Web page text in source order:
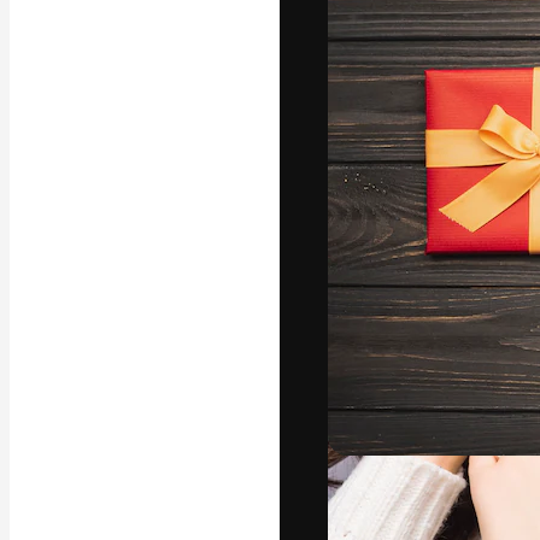
La plateforme
vos meilleurs
d’abonnés :
studios.
Français
Copyright © 2010-